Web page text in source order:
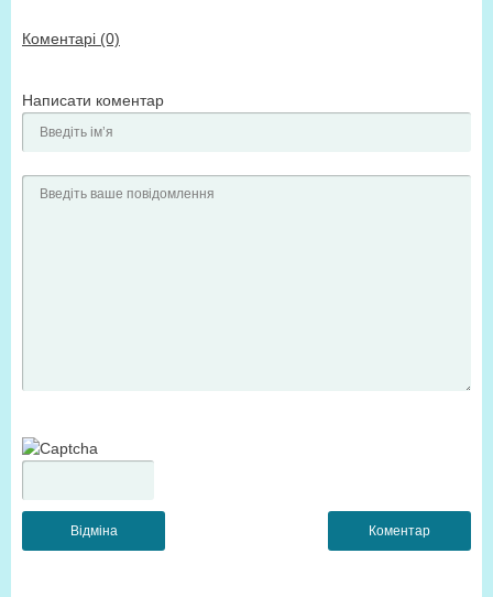
Коментарі (0)
Написати коментар